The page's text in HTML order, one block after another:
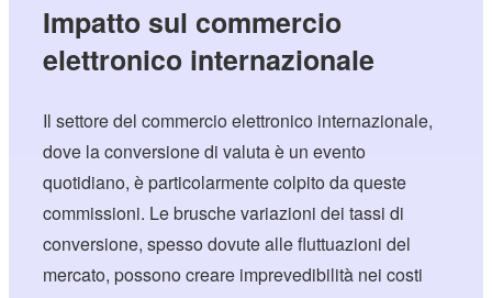
Impatto sul commercio
elettronico internazionale
Il settore del commercio elettronico internazionale,
dove la conversione di valuta è un evento
quotidiano, è particolarmente colpito da queste
commissioni. Le brusche variazioni dei tassi di
conversione, spesso dovute alle fluttuazioni del
mercato, possono creare imprevedibilità nei costi